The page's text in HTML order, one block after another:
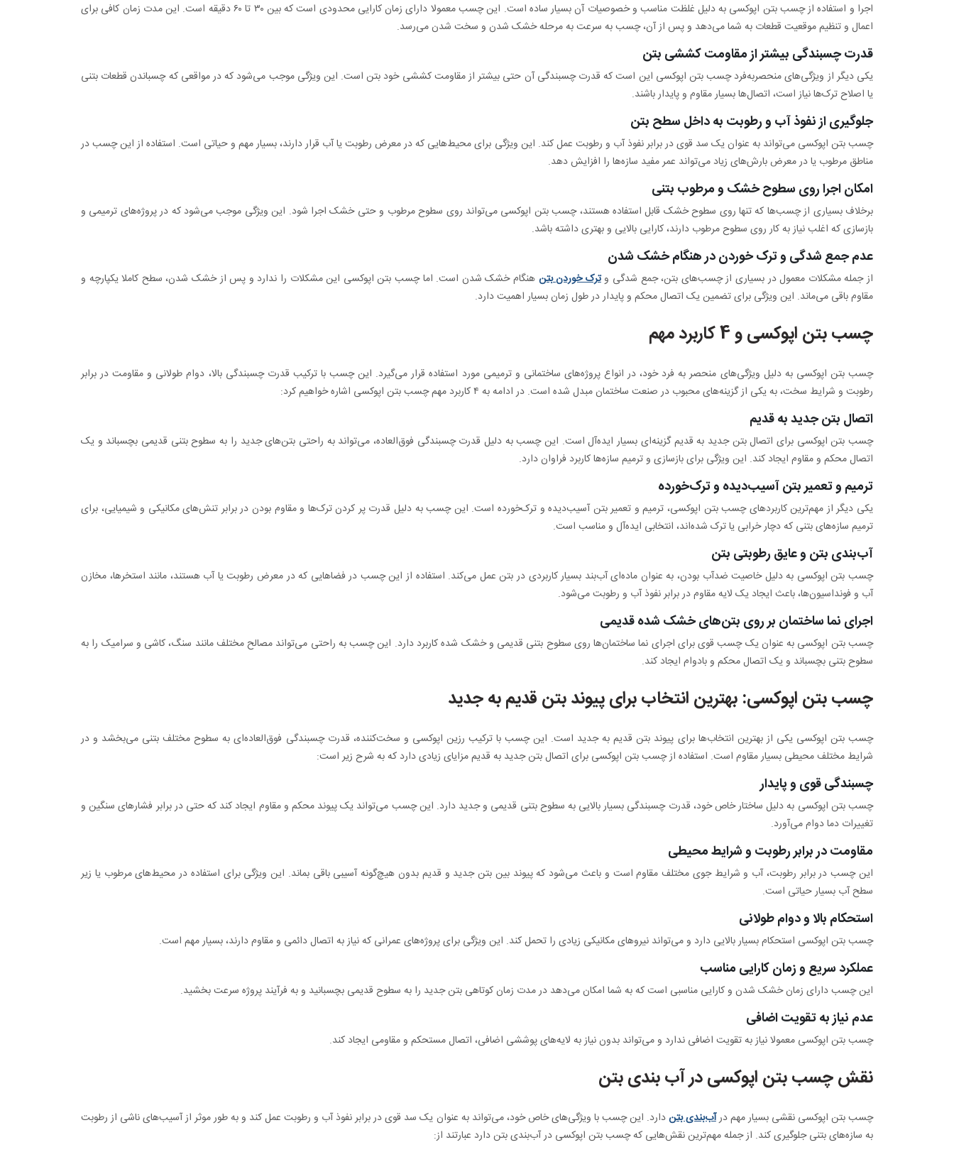
اجرا و استفاده از چسب بتن اپوکسی به دلیل غلظت مناسب و خصوصیات آن بسیار ساده است. این چسب معمولا دارای زمان کارایی محدودی است که بین ۳۰ تا ۶۰ دقیقه است. این مدت زمان کافی برای
اعمال و تنظیم موقعیت قطعات به شما می‌دهد و پس از آن، چسب به سرعت به مرحله خشک شدن و سخت شدن می‌رسد.
قدرت چسبندگی بیشتر از مقاومت کششی بتن
یکی دیگر از ویژگی‌های منحصربه‌فرد چسب بتن اپوکسی این است که قدرت چسبندگی آن حتی بیشتر از مقاومت کششی خود بتن است. این ویژگی موجب می‌شود که در مواقعی که چسباندن قطعات بتنی
یا اصلاح ترک‌ها نیاز است، اتصال‌ها بسیار مقاوم و پایدار باشند.
جلوگیری از نفوذ آب و رطوبت به داخل سطح بتن
چسب بتن اپوکسی می‌تواند به عنوان یک سد قوی در برابر نفوذ آب و رطوبت عمل کند. این ویژگی برای محیط‌هایی که در معرض رطوبت یا آب قرار دارند، بسیار مهم و حیاتی است. استفاده از این چسب در
مناطق مرطوب یا در معرض بارش‌های زیاد می‌تواند عمر مفید سازه‌ها را افزایش دهد.
امکان اجرا روی سطوح خشک و مرطوب بتنی
برخلاف بسیاری از چسب‌ها که تنها روی سطوح خشک قابل استفاده هستند، چسب بتن اپوکسی می‌تواند روی سطوح مرطوب و حتی خشک اجرا شود. این ویژگی موجب می‌شود که در پروژه‌های ترمیمی و
بازسازی که اغلب نیاز به کار روی سطوح مرطوب دارند، کارایی بالایی و بهتری داشته باشد.
عدم جمع شدگی و ترک خوردن در هنگام خشک شدن
از جمله مشکلات معمول در بسیاری از چسب‌های بتن، جمع شدگی وترک خوردن بتن هنگام خشک شدن است. اما چسب بتن اپوکسی این مشکلات را ندارد و پس از خشک شدن، سطح کاملا یکپارچه و
مقاوم باقی می‌ماند. این ویژگی برای تضمین یک اتصال محکم و پایدار در طول زمان بسیار اهمیت دارد.
چسب بتن اپوکسی و 4 کاربرد مهم
چسب بتن اپوکسی به دلیل ویژگی‌های منحصر به فرد خود، در انواع پروژه‌های ساختمانی و ترمیمی مورد استفاده قرار می‌گیرد. این چسب با ترکیب قدرت چسبندگی بالا، دوام طولانی و مقاومت در برابر
رطوبت و شرایط سخت، به یکی از گزینه‌های محبوب در صنعت ساختمان مبدل شده است. در ادامه به ۴ کاربرد مهم چسب بتن اپوکسی اشاره خواهیم کرد:
اتصال بتن جدید به قدیم
چسب بتن اپوکسی برای اتصال بتن جدید به قدیم گزینه‌ای بسیار ایده‌آل است. این چسب به دلیل قدرت چسبندگی فوق‌العاده، می‌تواند به راحتی بتن‌های جدید را به سطوح بتنی قدیمی بچسباند و یک
اتصال محکم و مقاوم ایجاد کند. این ویژگی برای بازسازی و ترمیم سازه‌ها کاربرد فراوان دارد.
ترمیم و تعمیر بتن آسیب‌دیده و ترک‌خورده
یکی دیگر از مهم‌ترین کاربردهای چسب بتن اپوکسی، ترمیم و تعمیر بتن آسیب‌دیده و ترک‌خورده است. این چسب به دلیل قدرت پر کردن ترک‌ها و مقاوم بودن در برابر تنش‌های مکانیکی و شیمیایی، برای
ترمیم سازه‌های بتنی که دچار خرابی یا ترک شده‌اند، انتخابی ایده‌آل و مناسب است.
آب‌بندی بتن و عایق رطوبتی بتن
چسب بتن اپوکسی به دلیل خاصیت ضدآب بودن، به عنوان ماده‌ای آب‌بند بسیار کاربردی در بتن عمل می‌کند. استفاده از این چسب در فضاهایی که در معرض رطوبت یا آب هستند، مانند استخرها، مخازن
آب و فونداسیون‌ها، باعث ایجاد یک لایه مقاوم در برابر نفوذ آب و رطوبت می‌شود.
اجرای نما ساختمان بر روی بتن‌های خشک شده قدیمی
چسب بتن اپوکسی به عنوان یک چسب قوی برای اجرای نما ساختمان‌ها روی سطوح بتنی قدیمی و خشک شده کاربرد دارد. این چسب به راحتی می‌تواند مصالح مختلف مانند سنگ، کاشی و سرامیک را به
سطوح بتنی بچسباند و یک اتصال محکم و بادوام ایجاد کند.
چسب بتن اپوکسی: بهترین انتخاب برای پیوند بتن قدیم به جدید
چسب بتن اپوکسی یکی از بهترین انتخاب‌ها برای پیوند بتن قدیم به جدید است. این چسب با ترکیب رزین اپوکسی و سخت‌کننده، قدرت چسبندگی فوق‌العاده‌ای به سطوح مختلف بتنی می‌بخشد و در
شرایط مختلف محیطی بسیار مقاوم است. استفاده از چسب بتن اپوکسی برای اتصال بتن جدید به قدیم مزایای زیادی دارد که به شرح زیر است:
چسبندگی قوی و پایدار
چسب بتن اپوکسی به دلیل ساختار خاص خود، قدرت چسبندگی بسیار بالایی به سطوح بتنی قدیمی و جدید دارد. این چسب می‌تواند یک پیوند محکم و مقاوم ایجاد کند که حتی در برابر فشارهای سنگین و
تغییرات دما دوام می‌آورد.
مقاومت در برابر رطوبت و شرایط محیطی
این چسب در برابر رطوبت، آب و شرایط جوی مختلف مقاوم است و باعث می‌شود که پیوند بین بتن جدید و قدیم بدون هیچ‌گونه آسیبی باقی بماند. این ویژگی برای استفاده در محیط‌های مرطوب یا زیر
سطح آب بسیار حیاتی است.
استحکام بالا و دوام طولانی
چسب بتن اپوکسی استحکام بسیار بالایی دارد و می‌تواند نیروهای مکانیکی زیادی را تحمل کند. این ویژگی برای پروژه‌های عمرانی که نیاز به اتصال دائمی و مقاوم دارند، بسیار مهم است.
عملکرد سریع و زمان کارایی مناسب
این چسب دارای زمان خشک شدن و کارایی مناسبی است که به شما امکان می‌دهد در مدت زمان کوتاهی بتن جدید را به سطوح قدیمی بچسبانید و به فرآیند پروژه سرعت بخشید.
عدم نیاز به تقویت اضافی
چسب بتن اپوکسی معمولا نیاز به تقویت اضافی ندارد و می‌تواند بدون نیاز به لایه‌های پوششی اضافی، اتصال مستحکم و مقاومی ایجاد کند.
نقش چسب بتن اپوکسی در آب بندی بتن
چسب بتن اپوکسی نقشی بسیار مهم درآب‌بندی بتندارد. این چسب با ویژگی‌های خاص خود، می‌تواند به عنوان یک سد قوی در برابر نفوذ آب و رطوبت عمل کند و به طور موثر از آسیب‌های ناشی از رطوبت
به سازه‌های بتنی جلوگیری کند. از جمله مهم‌ترین نقش‌هایی که چسب بتن اپوکسی در آب‌بندی بتن دارد عبارتند از: